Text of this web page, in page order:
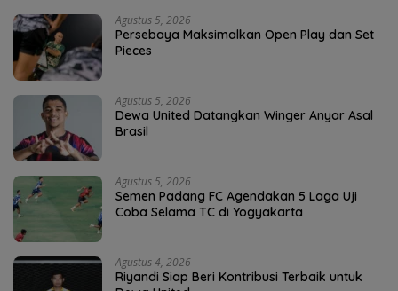
Agustus 5, 2026
Persebaya Maksimalkan Open Play dan Set
Pieces
Agustus 5, 2026
Dewa United Datangkan Winger Anyar Asal
Brasil
Agustus 5, 2026
Semen Padang FC Agendakan 5 Laga Uji
Coba Selama TC di Yogyakarta
Agustus 4, 2026
Riyandi Siap Beri Kontribusi Terbaik untuk